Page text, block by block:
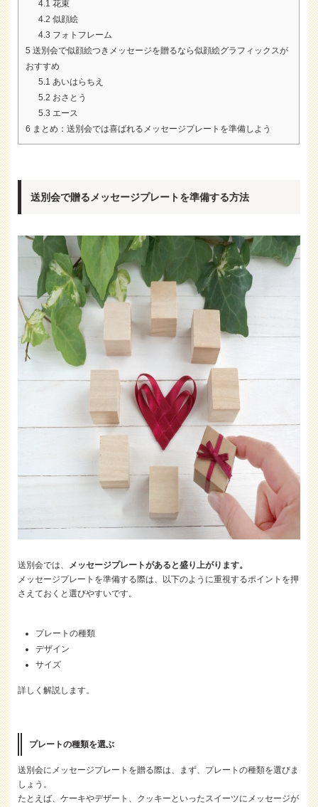
4.1 花束
4.2 似顔絵
4.3 フォトフレーム
5 送別会で似顔絵つきメッセージを贈るなら似顔絵グラフィックスが
おすすめ
5.1 あいはらちえ
5.2 おさとう
5.3 エース
6 まとめ：送別会では喜ばれるメッセージプレートを準備しよう
送別会で贈るメッセージプレートを準備する方法
送別会では、 メッセージプレートがあると盛り上がります。
メッセージプレートを準備する際は、以下のように重視するポイントを押
さえておくと選びやすいです。
プレートの種類
デザイン
サイズ
詳しく解説します。
プレートの種類を選ぶ
送別会にメッセージプレートを贈る際は、まず、プレートの種類を選びま
しょう。
たとえば、ケーキやデザート、クッキーといったスイーツにメッセージが